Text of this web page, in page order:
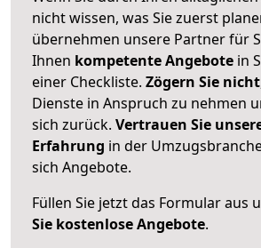
nicht wissen, was Sie zuerst
übernehmen unsere Partner für
Ihnen kompetente Angebote in
einer Checkliste. Zögern Sie nicht
Dienste in Anspruch zu nehmen
sich zurück. Vertrauen Sie
Erfahrung in der
sich Angebote.
Füllen Sie jetzt das Formular aus
Sie kostenlose Angebote.